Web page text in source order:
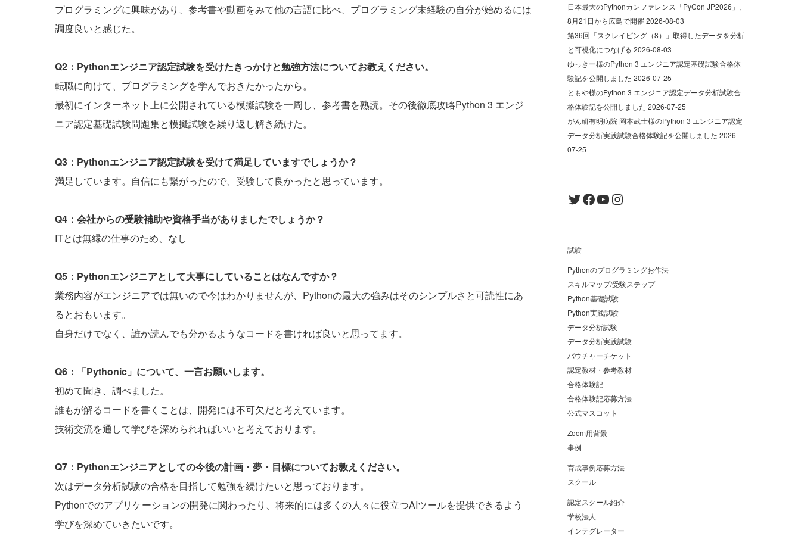
プログラミングに興味があり、参考書や動画をみて他の言語に比べ、プログラミング未経験の自分が始めるには
調度良いと感じた。
Q2：Pythonエンジニア認定試験を受けたきっかけと勉強方法についてお教えください。
転職に向けて、プログラミングを学んでおきたかったから。
最初にインターネット上に公開されている模擬試験を一周し、参考書を熟読。その後徹底攻略Python 3 エンジ
ニア認定基礎試験問題集と模擬試験を繰り返し解き続けた。
Q3：Pythonエンジニア認定試験を受けて満足していますでしょうか？
満足しています。自信にも繋がったので、受験して良かったと思っています。
Q4：会社からの受験補助や資格手当がありましたでしょうか？
ITとは無縁の仕事のため、なし
Q5：Pythonエンジニアとして大事にしていることはなんですか？
業務内容がエンジニアでは無いので今はわかりませんが、Pythonの最大の強みはそのシンプルさと可読性にあ
るとおもいます。
自身だけでなく、誰か読んでも分かるようなコードを書ければ良いと思ってます。
Q6：「Pythonic」について、一言お願いします。
初めて聞き、調べました。
誰もが解るコードを書くことは、開発には不可欠だと考えています。
技術交流を通して学びを深められればいいと考えております。
Q7：Pythonエンジニアとしての今後の計画・夢・目標についてお教えください。
次はデータ分析試験の合格を目指して勉強を続けたいと思っております。
Pythonでのアプリケーションの開発に関わったり、将来的には多くの人々に役立つAIツールを提供できるよう
学びを深めていきたいです。
日本最大のPythonカンファレンス「PyCon JP2026」、
8月21日から広島で開催2026-08-03
第36回「スクレイピング（8）」取得したデータを分析
と可視化につなげる 2026-08-03
ゆっきー様のPython 3 エンジニア認定基礎試験合格体
験記を公開しました 2026-07-25
ともや様のPython 3 エンジニア認定データ分析試験合
格体験記を公開しました 2026-07-25
がん研有明病院 岡本武士様のPython 3 エンジニア認定
データ分析実践試験合格体験記を公開しました 2026-
07-25
Twitter
Facebook
YouTube
Instagram
試験
Pythonのプログラミングお作法
スキルマップ/受験ステップ
Python基礎試験
Python実践試験
データ分析試験
データ分析実践試験
バウチャーチケット
認定教材・参考教材
合格体験記
合格体験記応募方法
公式マスコット
Zoom用背景
事例
育成事例応募方法
スクール
認定スクール紹介
学校法人
インテグレーター